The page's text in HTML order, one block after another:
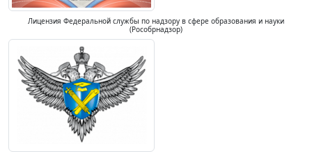
Лицензия Федеральной службы по надзору в сфере образования и науки
(Рособрнадзор)